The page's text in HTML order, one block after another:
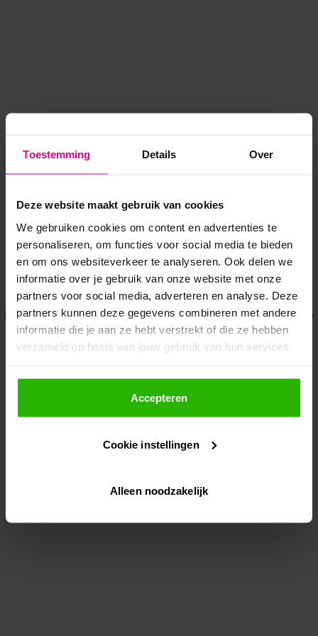
Toestemming Details Over
Deze website maakt gebruik van cookies
We gebruiken cookies om content en advertenties te
personaliseren, om functies voor social media te bieden
en om ons websiteverkeer te analyseren. Ook delen we
informatie over je gebruik van onze website met onze
partners voor social media, adverteren en analyse. Deze
partners kunnen deze gegevens combineren met andere
informatie die je aan ze hebt verstrekt of die ze hebben
verzameld op basis van jouw gebruik van hun services.
Als je op "Accepteer" klikt, dan geef je Voordeeluitjes.nl
toestemming om cookies voor social media en
gepersonaliseerde advertenties te plaatsen.
Lees hier meer over in onsprivacybeleid
Via "Cookie instellingen" kun je ook zelf instellen welke
Accepteren
Cookie instellingen
Alleen noodzakelijk
Application error: a client-side exception has occurred while
loadingwww.voordeeluitjes.nl (see the browser console for more
information).